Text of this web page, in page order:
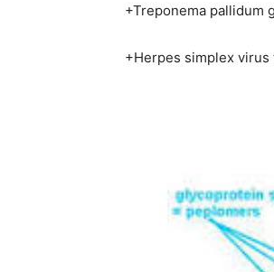
+Treponema pallidum
+Herpes simplex virus